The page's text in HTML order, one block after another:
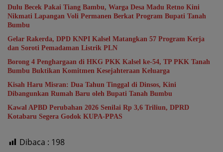
Dulu Becek Pakai Tiang Bambu, Warga Desa Madu Retno Kini
Nikmati Lapangan Voli Permanen Berkat Program Bupati Tanah
Bumbu
Gelar Rakerda, DPD KNPI Kalsel Matangkan 57 Program Kerja
dan Soroti Pemadaman Listrik PLN
Borong 4 Penghargaan di HKG PKK Kalsel ke-54, TP PKK Tanah
Bumbu Buktikan Komitmen Kesejahteraan Keluarga
Kisah Haru Misran: Dua Tahun Tinggal di Dinsos, Kini
Dibangunkan Rumah Baru oleh Bupati Tanah Bumbu
Kawal APBD Perubahan 2026 Senilai Rp 3,6 Triliun, DPRD
Kotabaru Segera Godok KUPA-PPAS
Dibaca : 198